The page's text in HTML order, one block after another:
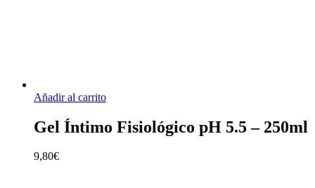
Añadir al carrito
Gel Íntimo Fisiológico pH 5.5 – 250ml
9,80€